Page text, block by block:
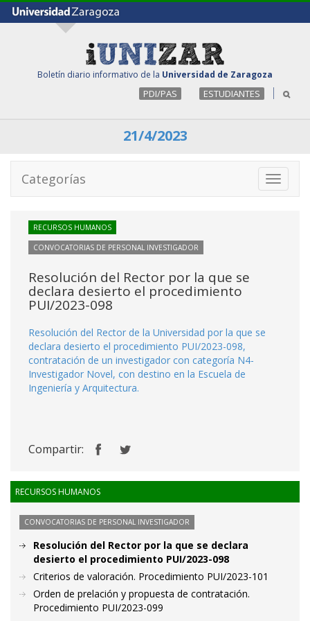
Boletín diario informativo de la Universidad de Zaragoza
PDI/PAS ESTUDIANTES
21/4/2023
Toggle
Categorías
RECURSOS HUMANOS
CONVOCATORIAS DE PERSONAL INVESTIGADOR
Resolución del Rector por la que se
declara desierto el procedimiento
PUI/2023-098
Resolución del Rector de la Universidad por la que se
declara desierto el procedimiento PUI/2023-098,
contratación de un investigador con categoría N4-
Investigador Novel, con destino en la Escuela de
Ingeniería y Arquitectura.
Compartir:
RECURSOS HUMANOS
CONVOCATORIAS DE PERSONAL INVESTIGADOR
Resolución del Rector por la que se declara
desierto el procedimiento PUI/2023-098
Criterios de valoración. Procedimiento PUI/2023-101
Orden de prelación y propuesta de contratación.
Procedimiento PUI/2023-099